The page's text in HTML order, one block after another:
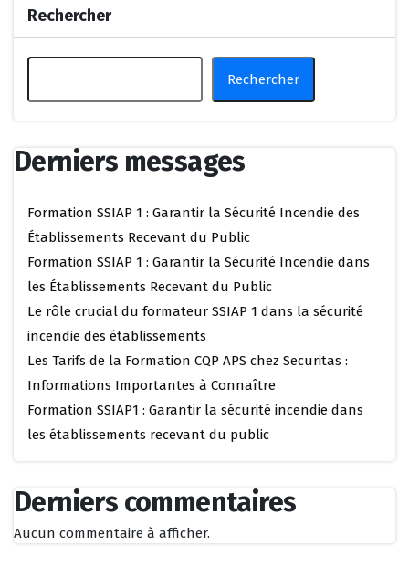
Rechercher
Rechercher
Derniers messages
Formation SSIAP 1 : Garantir la Sécurité Incendie des
Établissements Recevant du Public
Formation SSIAP 1 : Garantir la Sécurité Incendie dans
les Établissements Recevant du Public
Le rôle crucial du formateur SSIAP 1 dans la sécurité
incendie des établissements
Les Tarifs de la Formation CQP APS chez Securitas :
Informations Importantes à Connaître
Formation SSIAP1 : Garantir la sécurité incendie dans
les établissements recevant du public
Derniers commentaires
Aucun commentaire à afficher.